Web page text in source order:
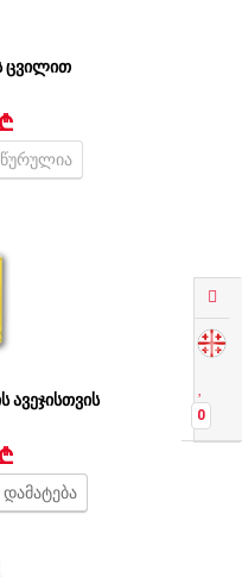
0
ცვილით
ავეჯისთვის